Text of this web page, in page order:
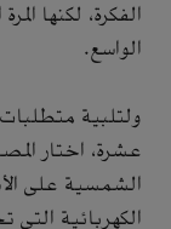
الفكرة، لكنها
الواسع.
ولتلبية
عشرة، اختار
الشمسية على
الكهربائية